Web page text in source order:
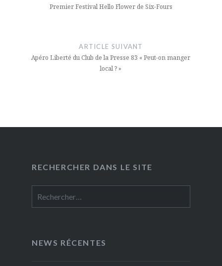
l’articlePremier Festival Hello Flower de Six-Fours
ARTICLE SUIVANT
Apéro Liberté du Club de la Presse 83 « Peut-on manger
local ? »
RECHERCHER DANS LE SITE
NEWS RÉCENTES